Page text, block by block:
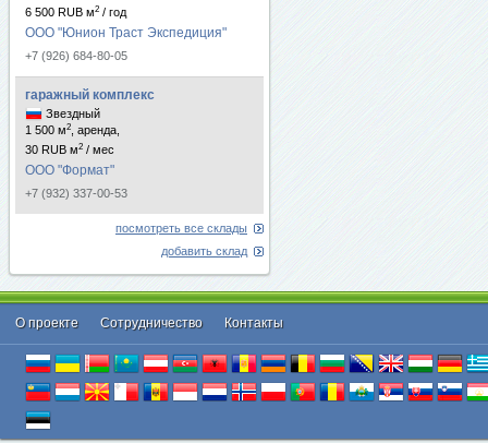
6 500 RUB м2 / год
ООО "Юнион Траст Экспедиция"
+7 (926) 684-80-05
гаражный комплекс
Звездный
1 500 м2
, аренда,
30 RUB м2 / мес
ООО "Формат"
+7 (932) 337-00-53
посмотреть все склады
добавить склад
О проекте Cотрудничество Контакты